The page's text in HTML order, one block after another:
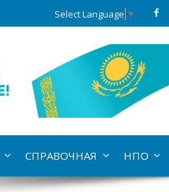
Select Language ▼
СПРАВОЧНАЯ НПО